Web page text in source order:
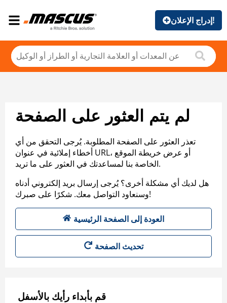
إدراج الإعلان!
لم يتم العثور على الصفحة
تعذر العثور على الصفحة المطلوبة. يُرجى التحقق من أي
أخطاء إملائية في عنوان URL، أو عرض خريطة الموقع
الخاصة بنا لمساعدتك في العثور على ما تريد.
هل لديك أي مشكلة أخرى؟ يُرجى إرسال بريد إلكتروني أدناه
وسنعاود التواصل معك. شكرًا على صبرك!
العودة إلى الصفحة الرئيسية
تحديث الصفحة
قم بأبداء رأيك بالأسفل